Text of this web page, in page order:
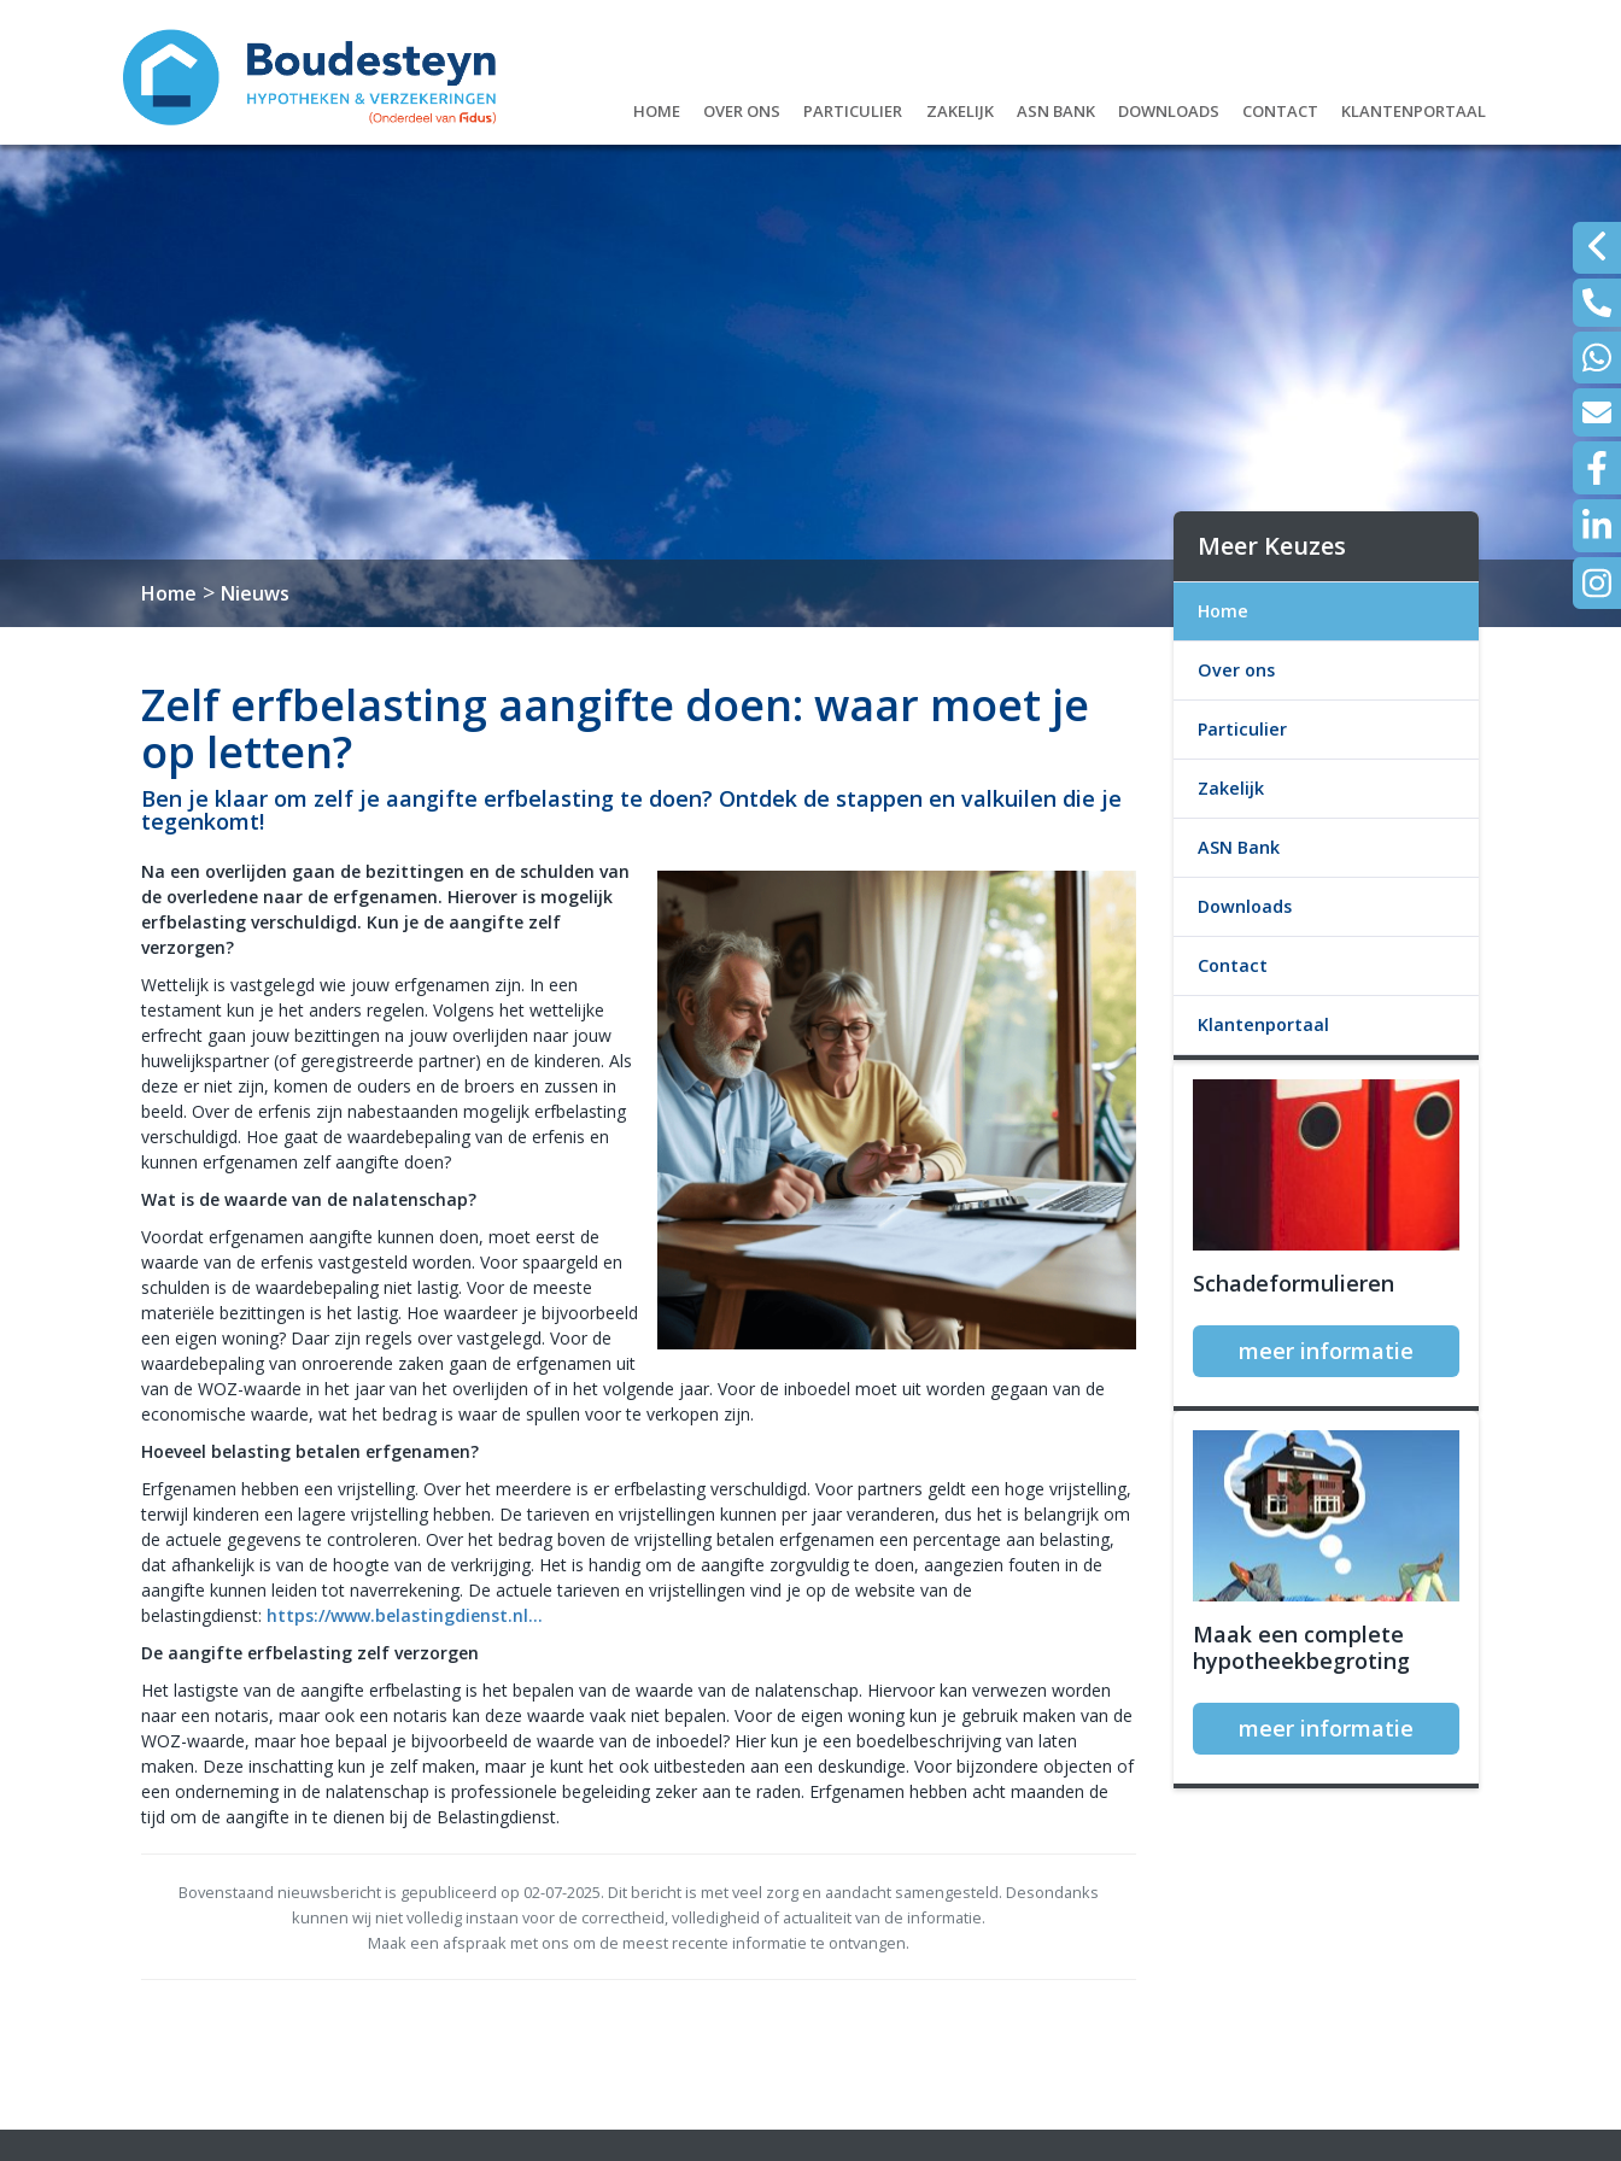
Home Over ons
De gezichten van
Maatschappelijk betrokken
Privacyverklaring
Particulier
Geld lenen?
Zakelijk ASN Bank
Sparen of beleggen
Downloads
Wijzigingen doorgeven
Documenten
Klachtenregeling
Contact Klantenportaal
Home > Nieuws
Zelf erfbelasting aangifte doen: waar moet je
op letten?
Ben je klaar om zelf je aangifte erfbelasting te doen? Ontdek de stappen en valkuilen die je
tegenkomt!
Na een overlijden gaan de bezittingen en de schulden van
de overledene naar de erfgenamen. Hierover is mogelijk
erfbelasting verschuldigd. Kun je de aangifte zelf
verzorgen?
Wettelijk is vastgelegd wie jouw erfgenamen zijn. In een
testament kun je het anders regelen. Volgens het wettelijke
erfrecht gaan jouw bezittingen na jouw overlijden naar jouw
huwelijkspartner (of geregistreerde partner) en de kinderen. Als
deze er niet zijn, komen de ouders en de broers en zussen in
beeld. Over de erfenis zijn nabestaanden mogelijk erfbelasting
verschuldigd. Hoe gaat de waardebepaling van de erfenis en
kunnen erfgenamen zelf aangifte doen?
Wat is de waarde van de nalatenschap?
Voordat erfgenamen aangifte kunnen doen, moet eerst de
waarde van de erfenis vastgesteld worden. Voor spaargeld en
schulden is de waardebepaling niet lastig. Voor de meeste
materiële bezittingen is het lastig. Hoe waardeer je bijvoorbeeld
een eigen woning? Daar zijn regels over vastgelegd. Voor de
waardebepaling van onroerende zaken gaan de erfgenamen uit
van de WOZ-waarde in het jaar van het overlijden of in het volgende jaar. Voor de inboedel moet uit worden gegaan van de
economische waarde, wat het bedrag is waar de spullen voor te verkopen zijn.
Hoeveel belasting betalen erfgenamen?
Erfgenamen hebben een vrijstelling. Over het meerdere is er erfbelasting verschuldigd. Voor partners geldt een hoge vrijstelling,
terwijl kinderen een lagere vrijstelling hebben. De tarieven en vrijstellingen kunnen per jaar veranderen, dus het is belangrijk om
de actuele gegevens te controleren. Over het bedrag boven de vrijstelling betalen erfgenamen een percentage aan belasting,
dat afhankelijk is van de hoogte van de verkrijging. Het is handig om de aangifte zorgvuldig te doen, aangezien fouten in de
aangifte kunnen leiden tot naverrekening. De actuele tarieven en vrijstellingen vind je op de website van de
belastingdienst: https://www.belastingdienst.nl...
De aangifte erfbelasting zelf verzorgen
Het lastigste van de aangifte erfbelasting is het bepalen van de waarde van de nalatenschap. Hiervoor kan verwezen worden
naar een notaris, maar ook een notaris kan deze waarde vaak niet bepalen. Voor de eigen woning kun je gebruik maken van de
WOZ-waarde, maar hoe bepaal je bijvoorbeeld de waarde van de inboedel? Hier kun je een boedelbeschrijving van laten
maken. Deze inschatting kun je zelf maken, maar je kunt het ook uitbesteden aan een deskundige. Voor bijzondere objecten of
een onderneming in de nalatenschap is professionele begeleiding zeker aan te raden. Erfgenamen hebben acht maanden de
tijd om de aangifte in te dienen bij de Belastingdienst.
Bovenstaand nieuwsbericht is gepubliceerd op 02-07-2025. Dit bericht is met veel zorg en aandacht samengesteld. Desondanks
kunnen wij niet volledig instaan voor de correctheid, volledigheid of actualiteit van de informatie.
Maak een afspraak met ons om de meest recente informatie te ontvangen.
Meer Keuzes
Home
Over ons
Particulier
Zakelijk
ASN Bank
Downloads
Contact
Klantenportaal
Schadeformulieren
meer informatie
Maak een complete
hypotheekbegroting
meer informatie